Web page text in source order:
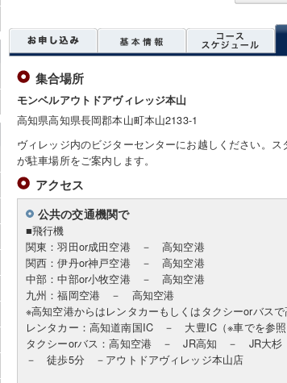
集合場所
モンベルアウトドアヴィレッジ本山
高知県高知県長岡郡本山町本山2133-1
ヴィレッジ内のビジターセンターにお越しください。
が駐車場所をご案内します。
アクセス
公共の交通機関で
■飛行機
関東：羽田or成田空港 － 高知空港
関西：伊丹or神戸空港 － 高知空港
中部：中部or小牧空港 － 高知空港
九州：福岡空港 － 高知空港
※高知空港からはレンタカーもしくはタクシーorバス
レンタカー：高知道南国IC － 大豊IC（※車でを参照
タクシーorバス：高知空港 － JR高知 － JR大
－ 徒歩5分 －アウトドアヴィレッジ本山店